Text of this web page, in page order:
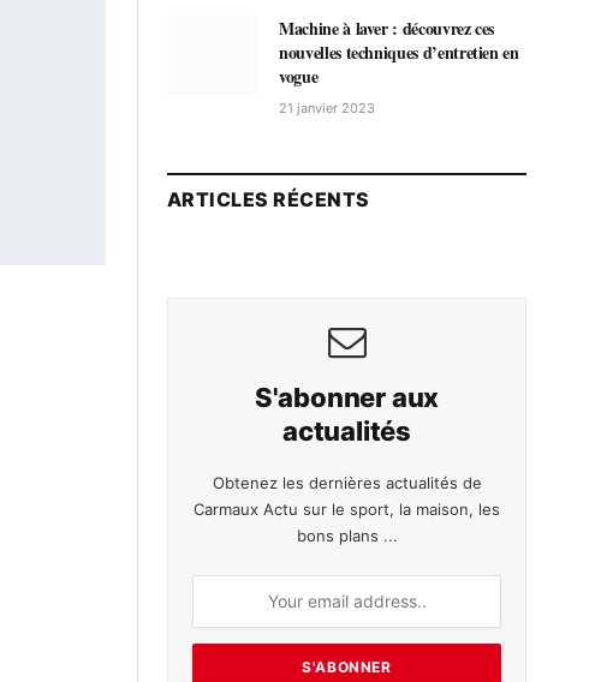
Machine à laver : découvrez ces
nouvelles techniques d’entretien en
vogue
21 janvier 2023
ARTICLES RÉCENTS
S'abonner aux
actualités
Obtenez les dernières actualités de
Carmaux Actu sur le sport, la maison, les
bons plans ...